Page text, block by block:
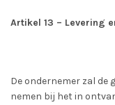
Artikel 13 – Levering
De ondernemer zal
nemen bij het in